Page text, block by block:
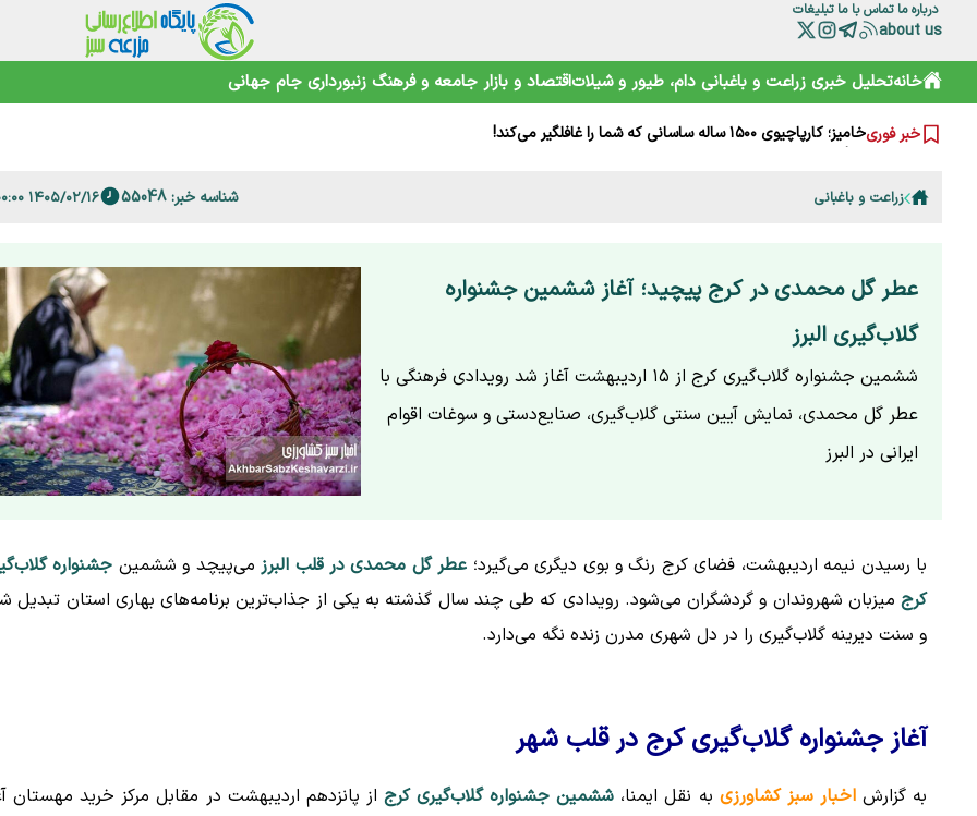
درباره ما تماس با ما تبلیغات
about us
خانهتحلیل خبری زراعت و باغبانی دام، طیور و شیلاتاقتصاد و بازار جامعه و فرهنگ زنبورداری جام جهانی
خبر فوری
چرا مصرف نان سبوس‌دار مفیدتر است؟
گرانی‌های فعلی نتیجه جنگ است یا بی‌تدبیری؟ پاسخ صریح لاهوتی
رمزگشایی از سند آکتائو؛ سهم ایران از دریای خزر چقدر است؟
خرید آسان «ناس» در سوپرمارکت‌ها؛ دامی دلربا برای کودکان
زراعت و باغبانی شناسه خبر: 55048 ۱۴۰۵/۰۲/۱۶ ۱۹:۰۰:۰۰
عطر گل محمدی در کرج پیچید؛ آغاز ششمین جشنواره
گلاب‌گیری البرز
ششمین جشنواره گلاب‌گیری کرج از ۱۵ اردیبهشت آغاز شد رویدادی فرهنگی با
عطر گل محمدی، نمایش آیین سنتی گلاب‌گیری، صنایع‌دستی و سوغات اقوام
ایرانی در البرز
با رسیدن نیمه اردیبهشت، فضای کرج رنگ و بوی دیگری می‌گیرد؛ عطر گل محمدی در قلب البرز می‌پیچد و ششمین جشنواره
کرج میزبان شهروندان و گردشگران می‌شود. رویدادی که طی چند سال گذشته به یکی از جذاب‌ترین برنامه‌های بهاری استان تبدیل
و سنت دیرینه گلاب‌گیری را در دل شهری مدرن زنده نگه می‌دارد.
آغاز جشنواره گلاب‌گیری کرج در قلب شهر
به گزارش اخبار سبز کشاورزی به نقل ایمنا، ششمین جشنواره گلاب‌گیری کرج از پانزدهم اردیبهشت در مقابل مرکز خرید مهستان